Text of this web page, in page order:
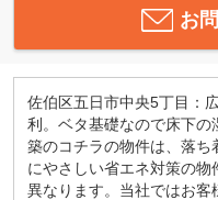
お
佐伯区五日市中央5丁目：
利。ベタ基礎なので床下の
築のコチラの物件は、落
にやさしい省エネ対策の
異なります。当社ではお客